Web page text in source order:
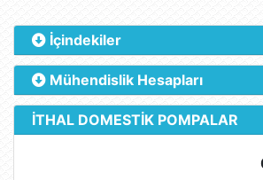
İçindekiler
Mühendislik Hesapları
İTHAL DOMESTİK POMPALAR